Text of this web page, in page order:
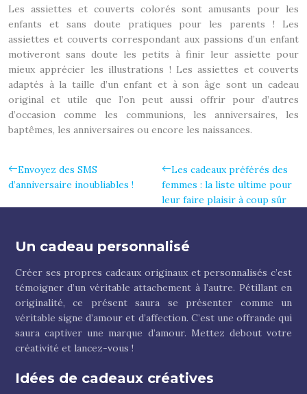
Les assiettes et couverts colorés sont amusants pour les
enfants et sans doute pratiques pour les parents ! Les
assiettes et couverts correspondant aux passions d’un enfant
motiveront sans doute les petits à finir leur assiette pour
mieux apprécier les illustrations ! Les assiettes et couverts
adaptés à la taille d’un enfant et à son âge sont un cadeau
original et utile que l’on peut aussi offrir pour d’autres
d’occasion comme les communions, les anniversaires, les
baptêmes, les anniversaires ou encore les naissances.
Envoyez des SMS
d’anniversaire inoubliables !
Les cadeaux préférés des
femmes : la liste ultime pour
leur faire plaisir à coup sûr
Un cadeau personnalisé
Créer ses propres cadeaux originaux et personnalisés c’est
témoigner d’un véritable attachement à l’autre. Pétillant en
originalité, ce présent saura se présenter comme un
véritable signe d’amour et d’affection. C’est une offrande qui
saura captiver une marque d’amour. Mettez debout votre
créativité et lancez-vous !
Idées de cadeaux créatives